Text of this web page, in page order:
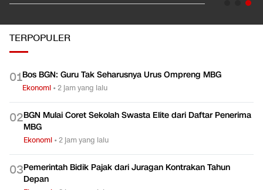
TERPOPULER
01Bos BGN: Guru Tak Seharusnya Urus Ompreng MBG
Ekonomi •2 jam yang lalu
02BGN Mulai Coret Sekolah Swasta Elite dari Daftar Penerima
MBG
Ekonomi •2 jam yang lalu
03Pemerintah Bidik Pajak dari Juragan Kontrakan Tahun
Depan